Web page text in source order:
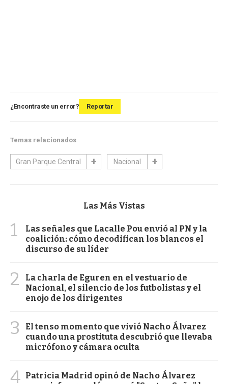
¿Encontraste un error? Reportar
Temas relacionados
Gran Parque Central Nacional
Las Más Vistas
1
Las señales que Lacalle Pou envió al PN y la
coalición: cómo decodifican los blancos el
discurso de su líder
2
La charla de Eguren en el vestuario de
Nacional, el silencio de los futbolistas y el
enojo de los dirigentes
3
El tenso momento que vivió Nacho Álvarez
cuando una prostituta descubrió que llevaba
micrófono y cámara oculta
4 Patricia Madrid opinó de Nacho Álvarez